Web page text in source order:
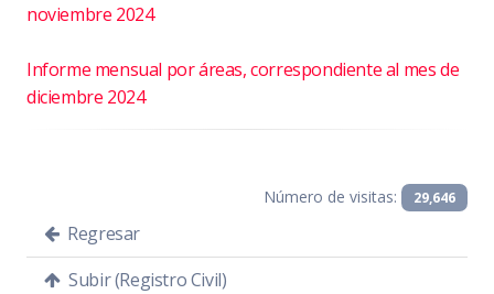
noviembre 2024
Informe mensual por áreas, correspondiente al mes de
diciembre 2024
Número de visitas: 29,646
Regresar
Subir (Registro Civil)